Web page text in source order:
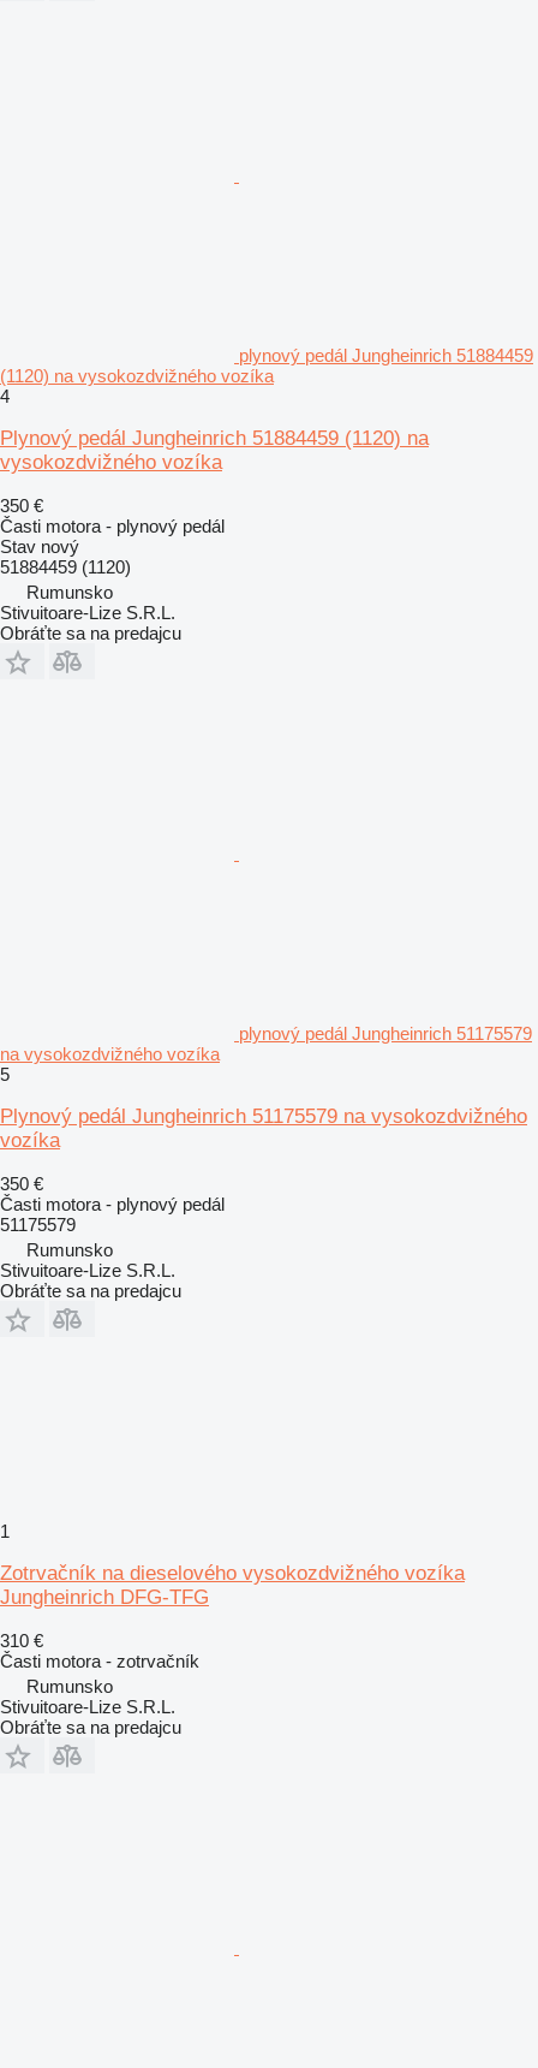
plynový pedál Jungheinrich 51884459
(1120) na vysokozdvižného vozíka
4
Plynový pedál Jungheinrich 51884459 (1120) na
vysokozdvižného vozíka
350 €
Časti motora - plynový pedál
Stav nový
51884459 (1120)
Rumunsko
Stivuitoare-Lize S.R.L.
Obráťte sa na predajcu
plynový pedál Jungheinrich 51175579
na vysokozdvižného vozíka
5
Plynový pedál Jungheinrich 51175579 na vysokozdvižného
vozíka
350 €
Časti motora - plynový pedál
51175579
Rumunsko
Stivuitoare-Lize S.R.L.
Obráťte sa na predajcu
1
Zotrvačník na dieselového vysokozdvižného vozíka
Jungheinrich DFG-TFG
310 €
Časti motora - zotrvačník
Rumunsko
Stivuitoare-Lize S.R.L.
Obráťte sa na predajcu